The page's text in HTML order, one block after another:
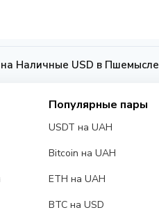
Наличные USD в Пшемысле
Популярные пары
USDT на UAH
Bitcoin на UAH
ETH на UAH
BTC на USD